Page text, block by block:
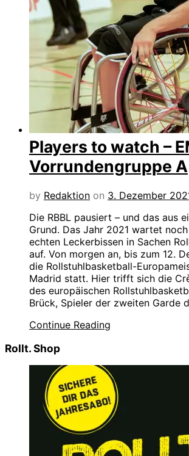
Players to watch –
Vorrundengruppe A
by Redaktion on 3. Dezember
Die RBBL pausiert – und das aus
Grund. Das Jahr 2021 wartet
echten Leckerbissen in Sachen
auf. Von morgen an, bis zum 12.
die Rollstuhlbasketball-
Madrid statt. Hier trifft sich die
des europäischen
Brück, Spieler der zweiten Garde
Continue Reading
Rollt. Shop